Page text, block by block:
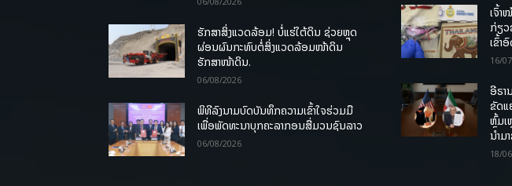
ຮັກສາສິ່ງແວດລ້ອມ! ບໍ່ແຮ່ໃຕ້ດິນ ຊ່ວຍຫຼຸດ
ຜ່ອນຜົນກະທົບຕໍ່ສິ່ງແວດລ້ອມໜ້າດິນ
ຮັກສາໜ້າດິນ.
06/08/2026
ພິທີລົງນາມບົດບັນທຶກຄວາມເຂົ້າໃຈຮ່ວມມື
ເພື່ອພັດທະນາບຸກຄະລາກອນສື່ມວນຊົນລາວ
06/08/2026
ເຈົ້າ
ກ່ຽວ
ເຂົ້າ
16/
ອີຣາ
ຂັດແ
ຫຼົ້ມເ
ນໍາມ
18/